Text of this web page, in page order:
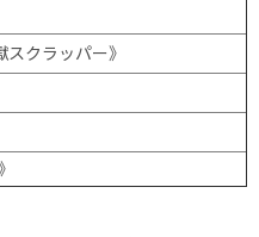
クラッパー》